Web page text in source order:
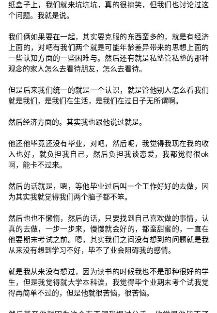
纸盒子上，我们就来坑坑坑，真的很搞笑，但我们也讨论过这
个问题。我就是说。
我们俩如果要在一起，其实要克服的东西蛮多的，就是有经济
上面的，对吧有我们两个就是可能年龄差异带来的思想上面的
一些认知方面的一些困难与。然后还有就是私塾管私塾的那种
观念的家人怎么去看待朋友，怎么去看待。
但是后来我们统一的就是一个认识，就是管他别人怎么看我们
就是我们，是我们在生活，是我们在过日子无所谓啊。
然后经济方面的。其实我也跟他说过就是。
他还他毕竟还没有毕业，对吧，然后呢，我觉得我现在我的收
入也好，就负担我自己，然后负担我谈恋爱，我都觉得很ok
啊，能卡不过来。
然后的话就是，嗯，等他毕业过后叫一个工作好好的去做，因
为其实我就觉得我们两个脑子都不笨。
然后也也不懒惰，然后的话，只要找到自己喜欢做的事情，认
真的去做，一步一步来，慢慢就会好的，都蛮甜蜜的，一直在
他要期末考试之前。嗯，其实我们之间没有想到的问题就是我
从来没有想到学习不好，毕不了业会阻碍我的感情。
就是我从来没有想过，因为读书的时候我也不是那种很好的学
生，但是我觉得就大学本科诶，我觉得毕个业期末考个试我觉
得再简单不过的，但是他就很苦恼，很苦恼。